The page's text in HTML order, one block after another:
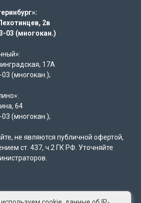
2в
03 (многокан.)
17А
(многокан.);
64
(многокан.);
не являются публичной офертой,
ст. 437, ч.2 ГК РФ. Уточняйте